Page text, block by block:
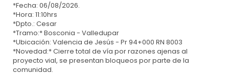
*Fecha: 06/08/2026.
*Hora: 11:10hrs
*Dpto.: Cesar
*Tramo:* Bosconia - Valledupar
*Ubicación: Valencia de Jesús - Pr 94+000 RN 8003
*Novedad:* Cierre total de vía por razones ajenas al
proyecto vial, se presentan bloqueos por parte de la
comunidad.